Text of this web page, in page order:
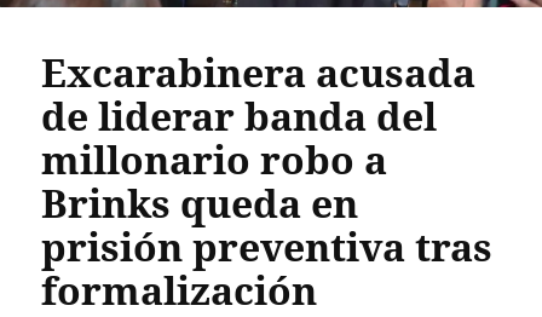
Excarabinera acusada
de liderar banda del
millonario robo a
Brinks queda en
prisión preventiva tras
formalización